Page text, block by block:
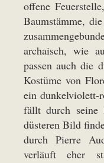
offene
Baumstämme,
archaisch, wie
passen auch die
Kostüme von
ein
fällt durch seine
düsteren Bild
durch Pierre
verläuft eher